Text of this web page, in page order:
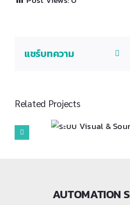
แชร์บทความ
Related Projects
Sound
AUTOMATION